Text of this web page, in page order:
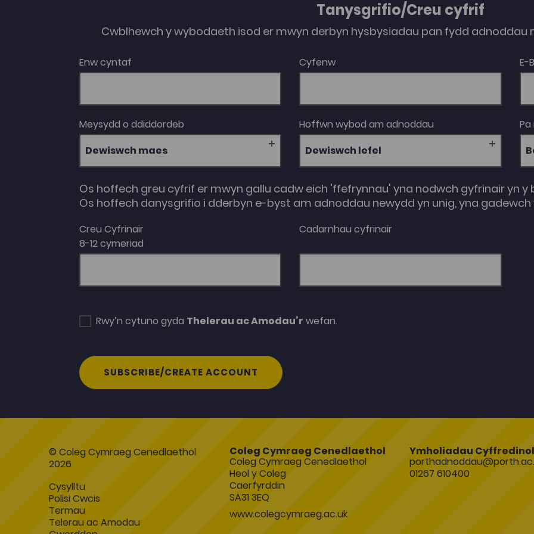
Tanysgrifio/Creu cyfrif
Cwblhewch y wybodaeth isod er mwyn derbyn hysbysiadau pan fydd adnoddau
Enw cyntaf Cyfenw E-
Meysydd o ddiddordeb
Dewiswch maes
Hoffwn wybod am adnoddau
Dewiswch lefel
Os hoffech greu cyfrif er mwyn gallu cadw eich 'ffefrynnau' yna nodwch gyfrinair yn y
Os hoffech danysgrifio i dderbyn e-byst am adnoddau newydd yn unig, yna gadewch
Creu Cyfrinair
8-12 cymeriad
Cadarnhau cyfrinair
Rwy’n cytuno gyda Thelerau ac Amodau’r wefan.
SUBSCRIBE/CREATE ACCOUNT
© Coleg Cymraeg Cenedlaethol
2026
Cysylltu
Polisi Cwcis
Termau
Telerau ac Amodau
Coleg Cymraeg Cenedlaethol
Coleg Cymraeg Cenedlaethol
Heol y Coleg
Caerfyrddin
SA31 3EQ
www.colegcymraeg.ac.uk
Ymholiadau Cyffredinol
01267 610400